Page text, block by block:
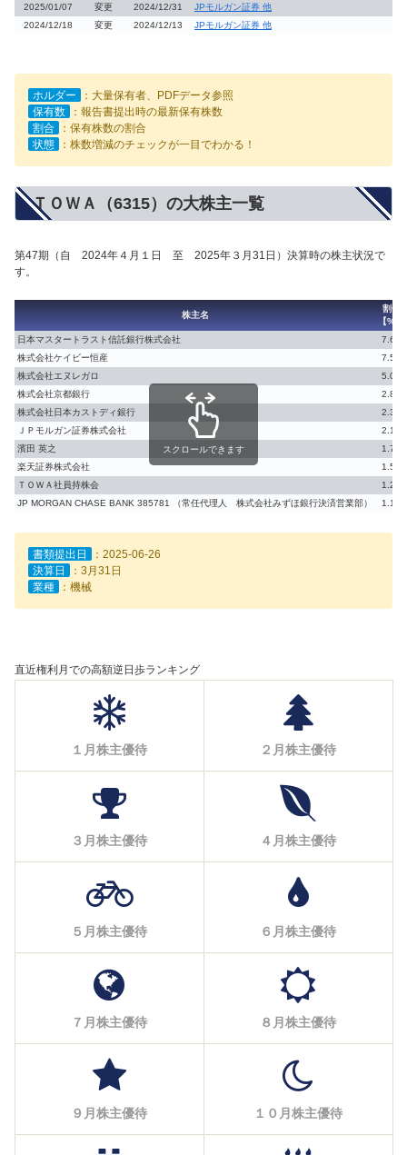
2025/01/07 変更 2024/12/31
JPモルガン証券 他
2024/12/18
変更 2024/12/13 JPモルガン証券 他
ホルダー
：大量保有者、PDFデータ参照
保有数
：報告書提出時の最新保有株数
割合
：保有株数の割合
状態
：株数増減のチェックが一目でわかる！
ＴＯＷＡ（6315）の大株主一覧
第47期（自 2024年４月１日 至 2025年３月31日）決算時の株主状況で
す。
株主名
割合
【%】
日本マスタートラスト信託銀行株式会社
7.66
株式会社ケイビー恒産
7.59
株式会社エヌレガロ
5.03
株式会社京都銀行
2.80
株式会社日本カストディ銀行
2.39
ＪＰモルガン証券株式会社
2.16
濱田 英之
1.71
楽天証券株式会社
1.50
ＴＯＷＡ社員持株会
1.24
JP MORGAN CHASE BANK 385781 （常任代理人 株式会社みずほ銀行決済営業部）
1.13
スクロールできます
書類提出日
：2025-06-26
決算日
：3月31日
業種
：機械
直近権利月での高額逆日歩ランキング
１月株主優待 ２月株主優待
３月株主優待 ４月株主優待
５月株主優待 ６月株主優待
７月株主優待 ８月株主優待
９月株主優待 １０月株主優待